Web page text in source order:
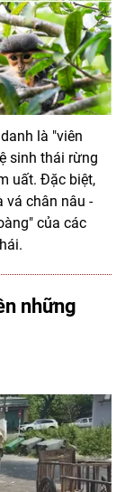
là "viên
sinh thái rừng
uất. Đặc biệt,
vá chân nâu -
của các
những